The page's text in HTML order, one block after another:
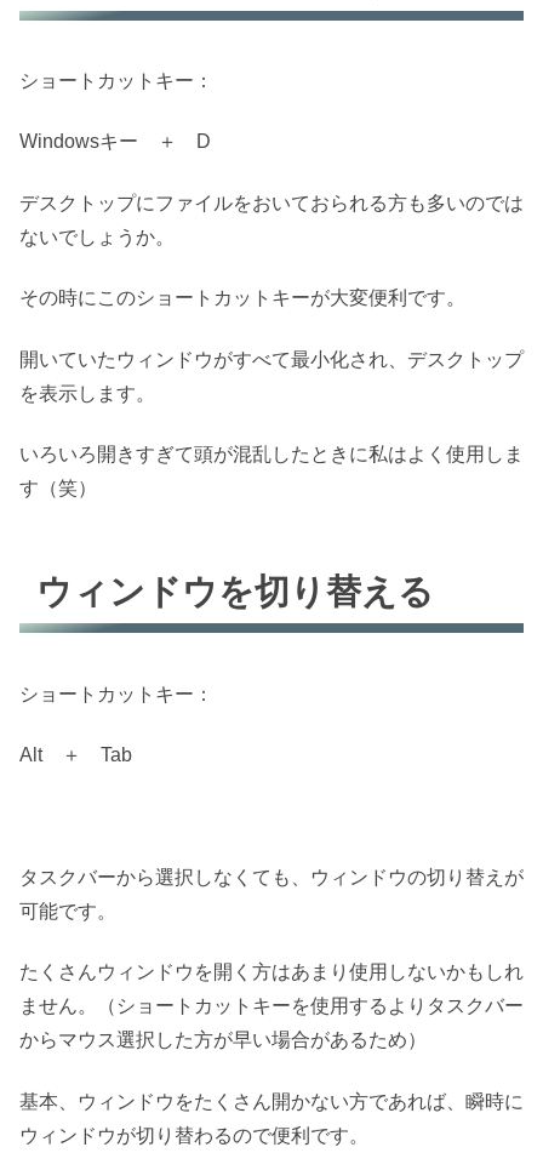
ショートカットキー：
Windowsキー ＋ D
デスクトップにファイルをおいておられる方も多いのでは
ないでしょうか。
その時にこのショートカットキーが大変便利です。
開いていたウィンドウがすべて最小化され、デスクトップ
を表示します。
いろいろ開きすぎて頭が混乱したときに私はよく使用しま
す（笑）
ウィンドウを切り替える
ショートカットキー：
Alt ＋ Tab
タスクバーから選択しなくても、ウィンドウの切り替えが
可能です。
たくさんウィンドウを開く方はあまり使用しないかもしれ
ません。（ショートカットキーを使用するよりタスクバー
からマウス選択した方が早い場合があるため）
基本、ウィンドウをたくさん開かない方であれば、瞬時に
ウィンドウが切り替わるので便利です。